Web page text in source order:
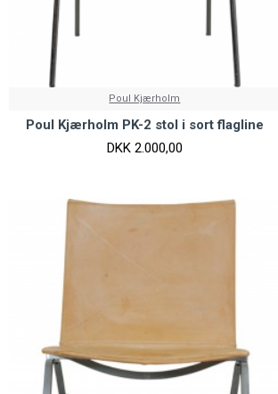
Poul Kjærholm
Poul Kjærholm PK-2 stol i sort flagline
DKK 2.000,00